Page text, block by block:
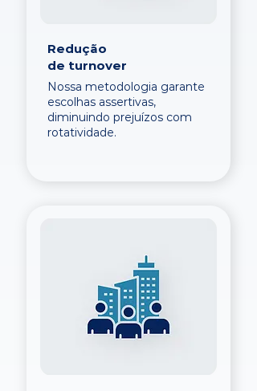
Redução
de turnover
Nossa metodologia garante
escolhas assertivas,
diminuindo prejuízos com
rotatividade.